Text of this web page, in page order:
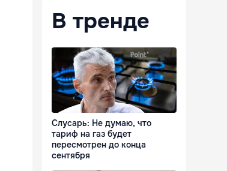
В тренде
Слусарь: Не думаю, что
тариф на газ будет
пересмотрен до конца
сентября